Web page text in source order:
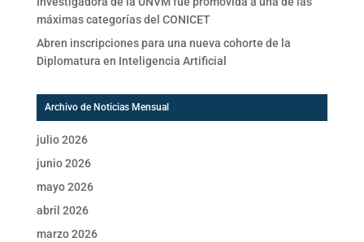
máximas categorías del CONICET
Abren inscripciones para una nueva cohorte de la
Diplomatura en Inteligencia Artificial
Archivo de Noticias Mensual
julio 2026
junio 2026
mayo 2026
abril 2026
marzo 2026